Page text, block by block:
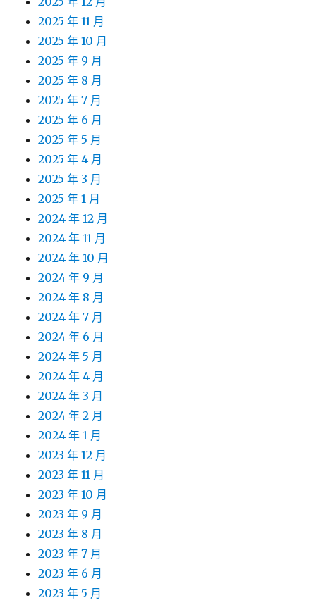
2025 年 11 月
2025 年 10 月
2025 年 9 月
2025 年 8 月
2025 年 7 月
2025 年 6 月
2025 年 5 月
2025 年 4 月
2025 年 3 月
2025 年 1 月
2024 年 12 月
2024 年 11 月
2024 年 10 月
2024 年 9 月
2024 年 8 月
2024 年 7 月
2024 年 6 月
2024 年 5 月
2024 年 4 月
2024 年 3 月
2024 年 2 月
2024 年 1 月
2023 年 12 月
2023 年 11 月
2023 年 10 月
2023 年 9 月
2023 年 8 月
2023 年 7 月
2023 年 6 月
2023 年 5 月